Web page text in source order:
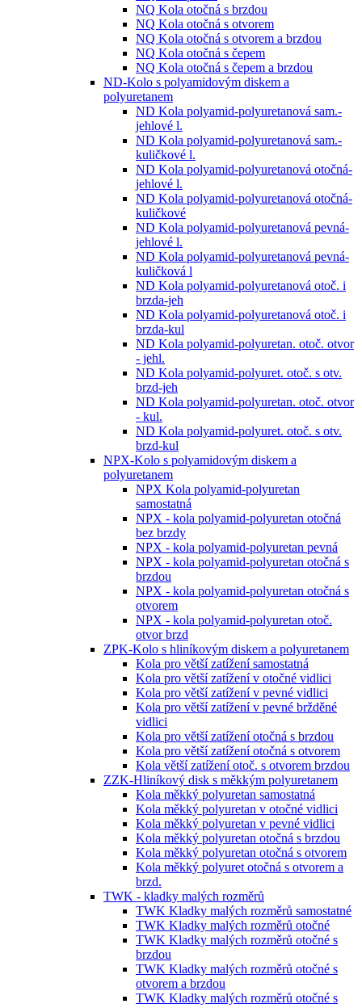
NQ Kola otočná s brzdou
NQ Kola otočná s otvorem
NQ Kola otočná s otvorem a brzdou
NQ Kola otočná s čepem
NQ Kola otočná s čepem a brzdou
ND-Kolo s polyamidovým diskem a
polyuretanem
ND Kola polyamid-polyuretanová sam.-
jehlové l.
ND Kola polyamid-polyuretanová sam.-
kuličkové l.
ND Kola polyamid-polyuretanová otočná-
jehlové l.
ND Kola polyamid-polyuretanová otočná-
kuličkové
ND Kola polyamid-polyuretanová pevná-
jehlové l.
ND Kola polyamid-polyuretanová pevná-
kuličková l
ND Kola polyamid-polyuretanová otoč. i
brzda-jeh
ND Kola polyamid-polyuretanová otoč. i
brzda-kul
ND Kola polyamid-polyuretan. otoč. otvor
- jehl.
ND Kola polyamid-polyuret. otoč. s otv.
brzd-jeh
ND Kola polyamid-polyuretan. otoč. otvor
- kul.
ND Kola polyamid-polyuret. otoč. s otv.
brzd-kul
NPX-Kolo s polyamidovým diskem a
polyuretanem
NPX Kola polyamid-polyuretan
samostatná
NPX - kola polyamid-polyuretan otočná
bez brzdy
NPX - kola polyamid-polyuretan pevná
NPX - kola polyamid-polyuretan otočná s
brzdou
NPX - kola polyamid-polyuretan otočná s
otvorem
NPX - kola polyamid-polyuretan otoč.
otvor brzd
ZPK-Kolo s hliníkovým diskem a polyuretanem
Kola pro větší zatížení samostatná
Kola pro větší zatížení v otočné vidlici
Kola pro větší zatížení v pevné vidlici
Kola pro větší zatížení v pevné bržděné
vidlici
Kola pro větší zatížení otočná s brzdou
Kola pro větší zatížení otočná s otvorem
Kola větší zatížení otoč. s otvorem brzdou
ZZK-Hliníkový disk s měkkým polyuretanem
Kola měkký polyuretan samostatná
Kola měkký polyuretan v otočné vidlici
Kola měkký polyuretan v pevné vidlici
Kola měkký polyuretan otočná s brzdou
Kola měkký polyuretan otočná s otvorem
Kola měkký polyuret otočná s otvorem a
brzd.
TWK - kladky malých rozměrů
TWK Kladky malých rozměrů samostatné
TWK Kladky malých rozměrů otočné
TWK Kladky malých rozměrů otočné s
brzdou
TWK Kladky malých rozměrů otočné s
otvorem a brzdou
TWK Kladky malých rozměrů otočné s